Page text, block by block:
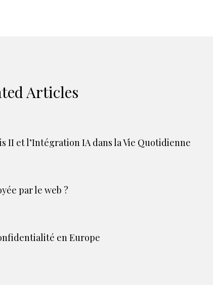
Articles
II et l’Intégration IA dans la Vie Quotidienne
par le web ?
en Europe